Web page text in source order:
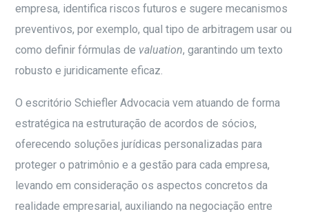
empresa, identifica riscos futuros e sugere mecanismos
preventivos, por exemplo, qual tipo de arbitragem usar ou
como definir fórmulas de valuation, garantindo um texto
robusto e juridicamente eficaz.
O escritório Schiefler Advocacia vem atuando de forma
estratégica na estruturação de acordos de sócios,
oferecendo soluções jurídicas personalizadas para
proteger o patrimônio e a gestão para cada empresa,
levando em consideração os aspectos concretos da
realidade empresarial, auxiliando na negociação entre